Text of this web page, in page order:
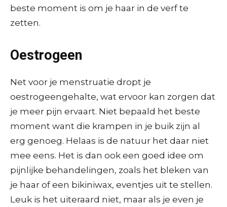
beste moment is om je haar in de verf te
zetten.
Oestrogeen
Net voor je menstruatie dropt je
oestrogeengehalte, wat ervoor kan zorgen dat
je meer pijn ervaart. Niet bepaald het beste
moment want die krampen in je buik zijn al
erg genoeg. Helaas is de natuur het daar niet
mee eens. Het is dan ook een goed idee om
pijnlijke behandelingen, zoals het bleken van
je haar of een bikiniwax, eventjes uit te stellen.
Leuk is het uiteraard niet, maar als je even je